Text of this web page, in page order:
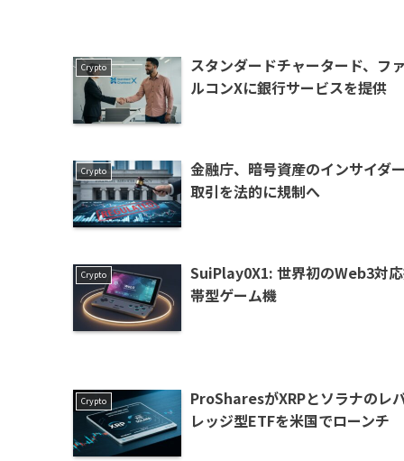
Crypto
スタンダードチャータード、フ
ルコンXに銀行サービスを提供
Crypto
金融庁、暗号資産のインサイダ
取引を法的に規制へ
Crypto
SuiPlay0X1: 世界初のWeb3対
帯型ゲーム機
Crypto
ProSharesがXRPとソラナのレ
レッジ型ETFを米国でローンチ